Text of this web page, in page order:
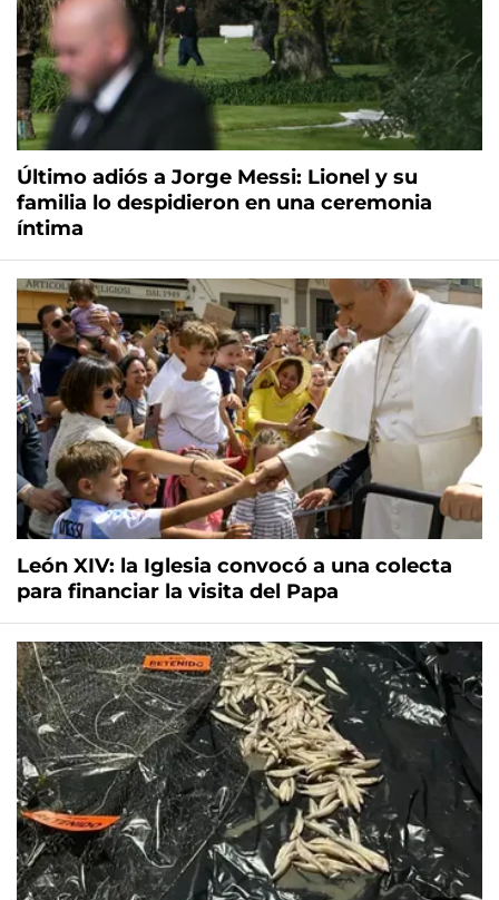
Último adiós a Jorge Messi: Lionel y su
familia lo despidieron en una ceremonia
íntima
León XIV: la Iglesia convocó a una colecta
para financiar la visita del Papa